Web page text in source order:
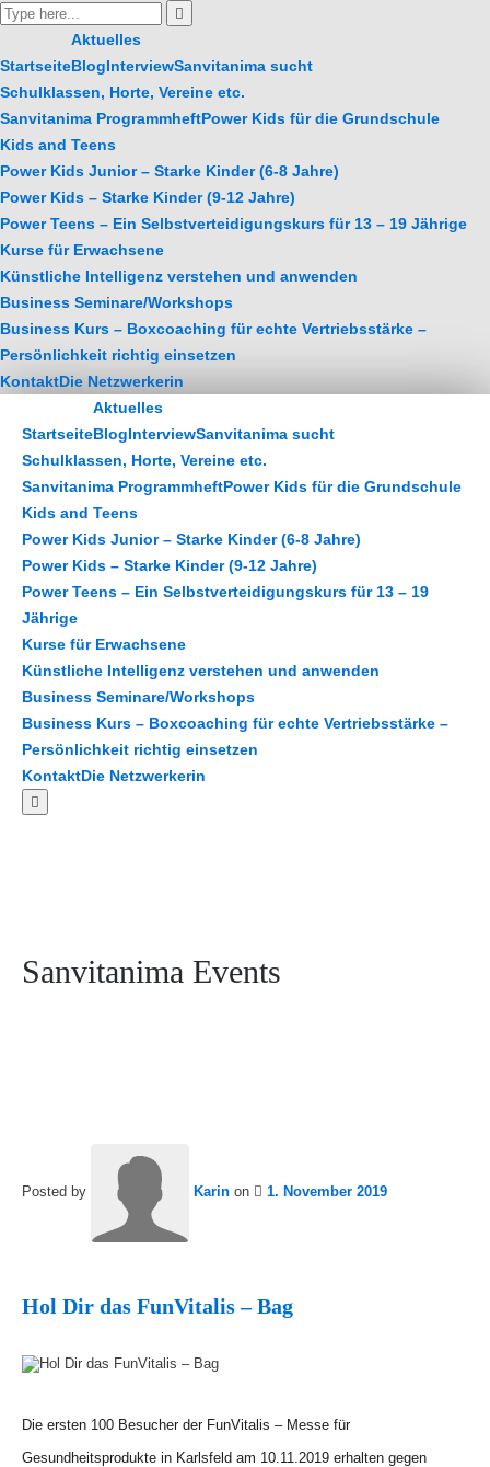
Startseite
Aktuelles
BlogInterviewSanvitanima sucht
Schulklassen, Horte, Vereine etc.
Sanvitanima ProgrammheftPower Kids für die Grundschule
Kids and Teens
Power Kids Junior – Starke Kinder (6-8 Jahre)
Power Kids – Starke Kinder (9-12 Jahre)
Power Teens – Ein Selbstverteidigungskurs für 13 – 19 Jährige
Kurse für Erwachsene
Künstliche Intelligenz verstehen und anwenden
Business Seminare/Workshops
Business Kurs – Boxcoaching für echte Vertriebsstärke –
Persönlichkeit richtig einsetzen
KontaktDie Netzwerkerin
Sanvitanima Events
Startseite
Aktuelles
BlogInterviewSanvitanima sucht
Schulklassen, Horte, Vereine etc.
Sanvitanima ProgrammheftPower Kids für die Grundschule
Kids and Teens
Power Kids Junior – Starke Kinder (6-8 Jahre)
Power Kids – Starke Kinder (9-12 Jahre)
Power Teens – Ein Selbstverteidigungskurs für 13 – 19
Jährige
Kurse für Erwachsene
Künstliche Intelligenz verstehen und anwenden
Business Seminare/Workshops
Business Kurs – Boxcoaching für echte Vertriebsstärke –
Persönlichkeit richtig einsetzen
KontaktDie Netzwerkerin
Sanvitanima Events
Posted by Karin on 1. November 2019
Hol Dir das FunVitalis – Bag
Die ersten 100 Besucher der FunVitalis – Messe für
Gesundheitsprodukte in Karlsfeld am 10.11.2019 erhalten gegen